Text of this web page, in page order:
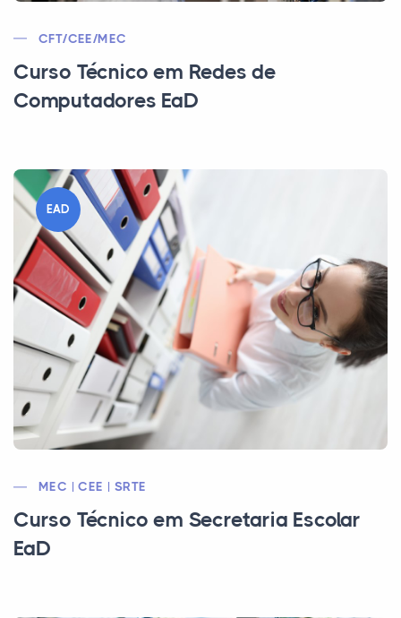
CFT/CEE/MEC
Curso Técnico em Redes de
Computadores EaD
EAD
MEC | CEE | SRTE
Curso Técnico em Secretaria Escolar
EaD